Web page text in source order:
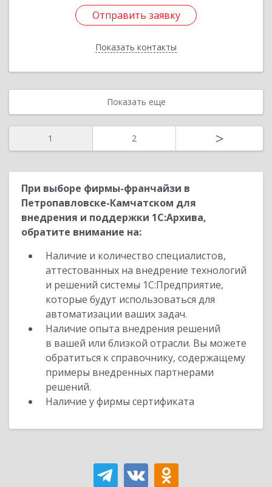
Отправить заявку
Показать контакты
Отправить заявку
Назад
Показать еще
1 2 >
При выборе фирмы-франчайзи в
Петропавловске-Камчатском для
внедрения и поддержки 1С:Архива,
обратите внимание на:
Наличие и количество специалистов,
аттестованных на внедрение технологий
и решений системы 1С:Предприятие,
которые будут использоваться для
автоматизации ваших задач.
Наличие опыта внедрения решений
в вашей или близкой отрасли. Вы можете
обратиться к справочнику, содержащему
примеры внедренных партнерами
решений.
Наличие у фирмы сертификата